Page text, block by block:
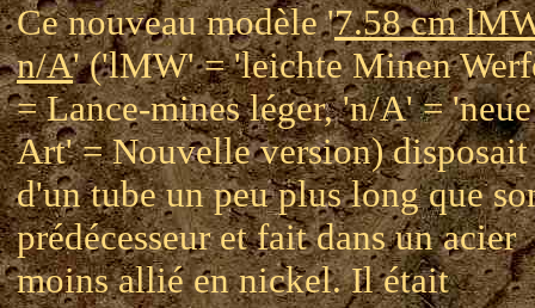
Ce nouveau modèle '7.58 cm
n/A' ('lMW' = 'leichte Minen
= Lance-mines léger, 'n/A' = 'neue
Art' = Nouvelle version) disposait
d'un tube un peu plus long que
prédécesseur et fait dans un acier
moins allié en nickel. Il était